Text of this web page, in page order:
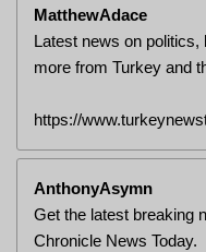
MatthewAdace
Latest news on
more from Turkey and
https://
AnthonyAsymn
Get the latest breaking
Chronicle News Today.